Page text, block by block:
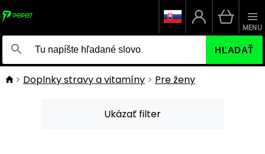
HĽADAŤ
MENU
Doplnky stravy a vitamíny Pre ženy
Ukázať filter